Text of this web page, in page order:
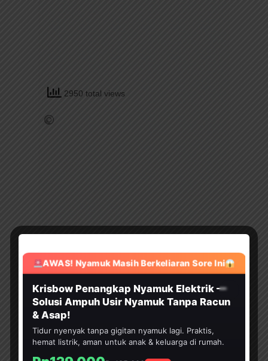
2950 total views
AWAS! Nyamuk Masih Berkeliaran Sore Ini
HEMAT 30%
Krisbow Penangkap Nyamuk Elektrik —
Solusi Ampuh Usir Nyamuk Tanpa Racun
& Asap!
Tidur nyenyak tanpa gigitan nyamuk lagi. Praktis,
hemat listrik, aman untuk anak & keluarga di rumah.